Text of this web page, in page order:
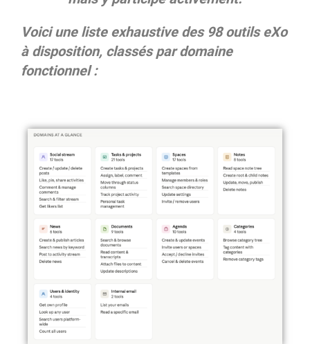
Voici une liste exhaustive des 98 outils eXo
à disposition, classés par domaine
fonctionnel :